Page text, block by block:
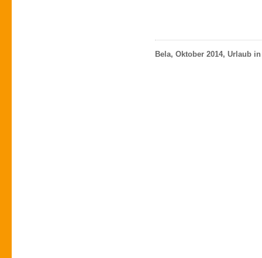
Bela, Oktober 2014, Urlaub